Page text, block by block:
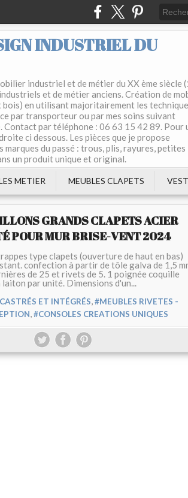
INDUSTRIEL DU
industriel et de métier du XX ème siècle
et de métier anciens. Création de
en utilisant majoritairement les
par transporteur ou par mes soins suivant
par téléphone : 06 63 15 42 89. Pour
ci dessous. Les pièces que je propose
du passé : trous, plis, rayures, petites
un produit unique et original.
METIER MEUBLES CLAPETS
GRANDS CLAPETS ACIER
POUR MUR BRISE-VENT 2024
type clapets (ouverture de haut en bas)
confection à partir de tôle galva de 1,5
de 25 et rivets de 5. 1 poignée coquille
par unité. Dimensions d'un...
ET INTÉGRÉS,#MEUBLES RIVETES -
,#CONSOLES CREATIONS UNIQUES